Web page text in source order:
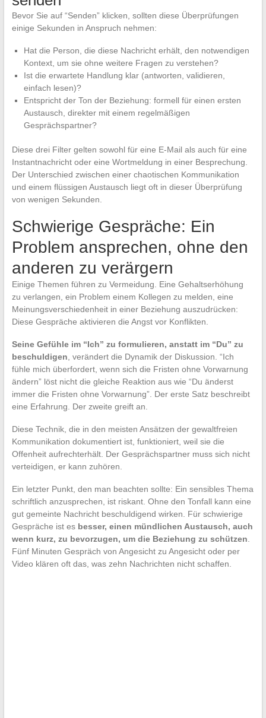
Bevor Sie auf “Senden” klicken, sollten diese Überprüfungen
einige Sekunden in Anspruch nehmen:
Hat die Person, die diese Nachricht erhält, den notwendigen
Kontext, um sie ohne weitere Fragen zu verstehen?
Ist die erwartete Handlung klar (antworten, validieren,
einfach lesen)?
Entspricht der Ton der Beziehung: formell für einen ersten
Austausch, direkter mit einem regelmäßigen
Gesprächspartner?
Diese drei Filter gelten sowohl für eine E-Mail als auch für eine
Instantnachricht oder eine Wortmeldung in einer Besprechung.
Der Unterschied zwischen einer chaotischen Kommunikation
und einem flüssigen Austausch liegt oft in dieser Überprüfung
von wenigen Sekunden.
Schwierige Gespräche: Ein
Problem ansprechen, ohne den
anderen zu verärgern
Einige Themen führen zu Vermeidung. Eine Gehaltserhöhung
zu verlangen, ein Problem einem Kollegen zu melden, eine
Meinungsverschiedenheit in einer Beziehung auszudrücken:
Diese Gespräche aktivieren die Angst vor Konflikten.
Seine Gefühle im “Ich” zu formulieren, anstatt im “Du” zu
beschuldigen, verändert die Dynamik der Diskussion. “Ich
fühle mich überfordert, wenn sich die Fristen ohne Vorwarnung
ändern” löst nicht die gleiche Reaktion aus wie “Du änderst
immer die Fristen ohne Vorwarnung”. Der erste Satz beschreibt
eine Erfahrung. Der zweite greift an.
Diese Technik, die in den meisten Ansätzen der gewaltfreien
Kommunikation dokumentiert ist, funktioniert, weil sie die
Offenheit aufrechterhält. Der Gesprächspartner muss sich nicht
verteidigen, er kann zuhören.
Ein letzter Punkt, den man beachten sollte: Ein sensibles Thema
schriftlich anzusprechen, ist riskant. Ohne den Tonfall kann eine
gut gemeinte Nachricht beschuldigend wirken. Für schwierige
Gespräche ist es besser, einen mündlichen Austausch, auch
wenn kurz, zu bevorzugen, um die Beziehung zu schützen.
Fünf Minuten Gespräch von Angesicht zu Angesicht oder per
Video klären oft das, was zehn Nachrichten nicht schaffen.